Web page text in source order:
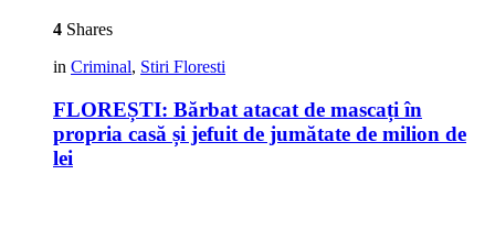
4 Shares
in Criminal, Stiri Floresti
FLOREȘTI: Bărbat atacat de mascați în
propria casă și jefuit de jumătate de milion de
lei